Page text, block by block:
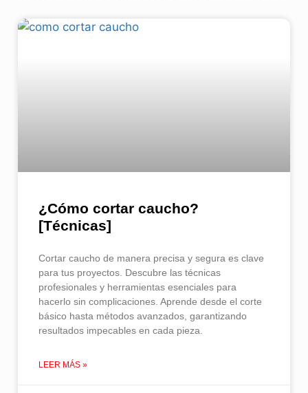
¿Cómo cortar caucho​?
[Técnicas]
Cortar caucho de manera precisa y segura es clave
para tus proyectos. Descubre las técnicas
profesionales y herramientas esenciales para
hacerlo sin complicaciones. Aprende desde el corte
básico hasta métodos avanzados, garantizando
resultados impecables en cada pieza.
LEER MÁS »